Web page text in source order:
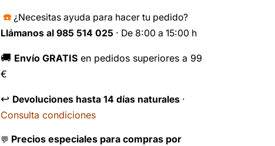
☎️ ¿Necesitas ayuda para hacer tu pedido?
Llámanos al 985 514 025 · De 8:00 a 15:00 h
🚚 Envío GRATIS en pedidos superiores a 99
€
↩️ Devoluciones hasta 14 días naturales ·
Consulta condiciones
💬 Precios especiales para compras por